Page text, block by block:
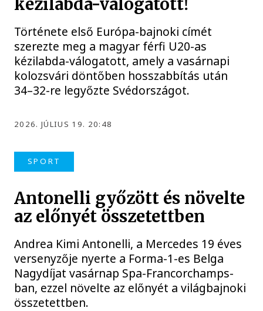
kézilabda-válogatott!
Története első Európa-bajnoki címét
szerezte meg a magyar férfi U20-as
kézilabda-válogatott, amely a vasárnapi
kolozsvári döntőben hosszabbítás után
34–32-re legyőzte Svédországot.
2026. JÚLIUS 19. 20:48
SPORT
Antonelli győzött és növelte
az előnyét összetettben
Andrea Kimi Antonelli, a Mercedes 19 éves
versenyzője nyerte a Forma-1-es Belga
Nagydíjat vasárnap Spa-Francorchamps-
ban, ezzel növelte az előnyét a világbajnoki
összetettben.